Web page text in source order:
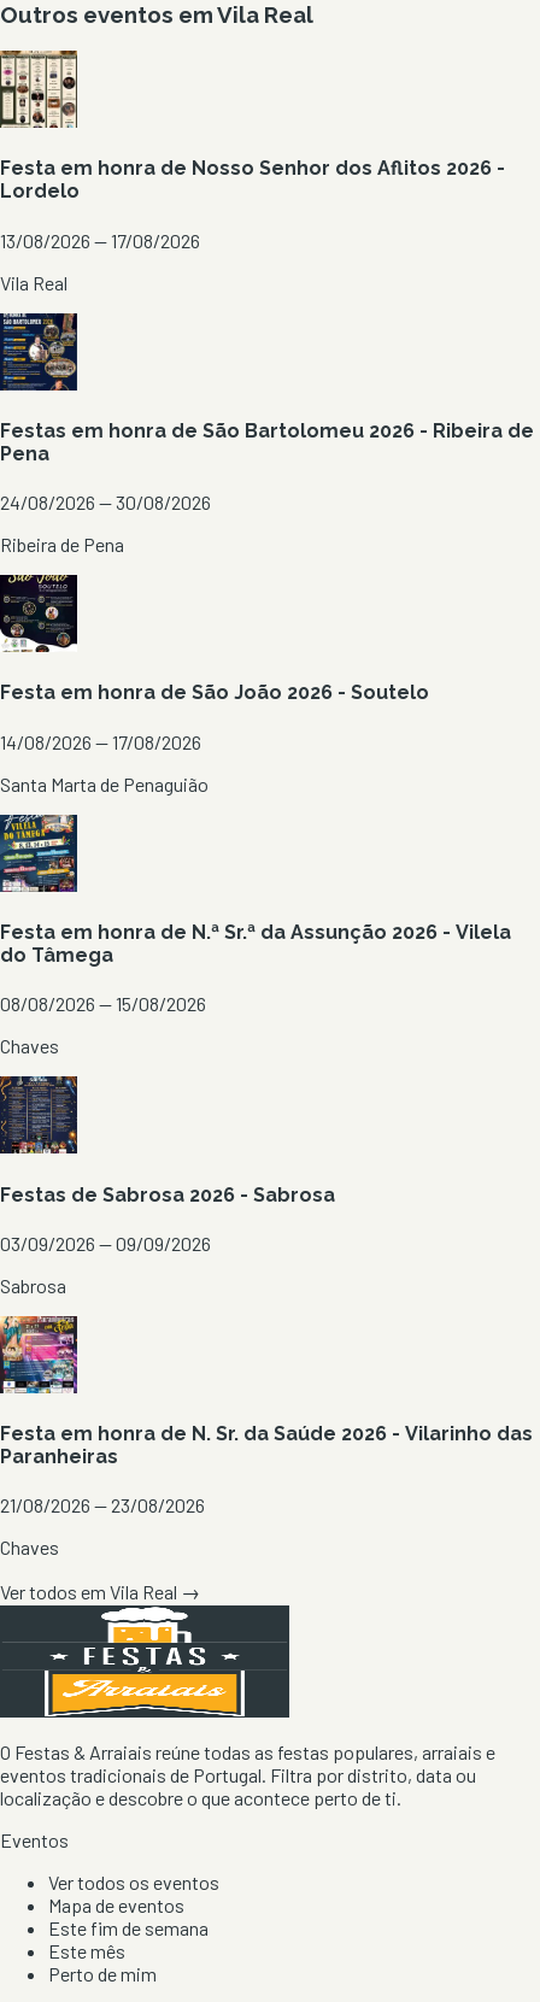
Outros eventos emVila Real
Festa em honra de Nosso Senhor dos Aflitos 2026 -
Lordelo
13/08/2026 — 17/08/2026
Vila Real
Festas em honra de São Bartolomeu 2026 - Ribeira de
Pena
24/08/2026 — 30/08/2026
Ribeira de Pena
Festa em honra de São João 2026 - Soutelo
14/08/2026 — 17/08/2026
Santa Marta de Penaguião
Festa em honra de N.ª Sr.ª da Assunção 2026 - Vilela
do Tâmega
08/08/2026 — 15/08/2026
Chaves
Festas de Sabrosa 2026 - Sabrosa
03/09/2026 — 09/09/2026
Sabrosa
Festa em honra de N. Sr. da Saúde 2026 - Vilarinho das
Paranheiras
21/08/2026 — 23/08/2026
Chaves
Ver todos em Vila Real →
O Festas & Arraiais reúne todas as festas populares, arraiais e
eventos tradicionais de Portugal. Filtra por distrito, data ou
localização e descobre o que acontece perto de ti.
Eventos
Ver todos os eventos
Mapa de eventos
Este fim de semana
Este mês
Perto de mim